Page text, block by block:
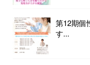
第12期個
す...